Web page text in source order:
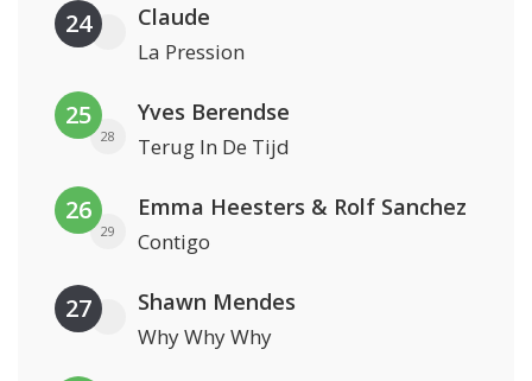
24 Claude
La Pression
25
28
Yves Berendse
Terug In De Tijd
26
29
Emma Heesters & Rolf Sanchez
Contigo
27 Shawn Mendes
Why Why Why